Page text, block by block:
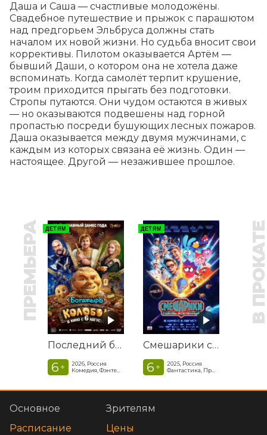
Даша и Саша — счастливые молодожёны.
Свадебное путешествие и прыжок с парашютом
над предгорьем Эльбруса должны стать
началом их новой жизни. Но судьба вносит свои
коррективы. Пилотом оказывается Артём —
бывший Даши, о котором она не хотела даже
вспоминать. Когда самолёт терпит крушение,
троим приходится прыгать без подготовки.
Стропы путаются. Они чудом остаются в живых
— но оказываются подвешены над горной
пропастью посреди бушующих лесных пожаров.
Даша оказывается между двумя мужчинами, с
каждым из которых связана её жизнь. Один —
настоящее. Другой — незажившее прошлое.
ПРЕМЬЕРА ДЕТЯМ
Последний богатырь. Колобок
6 +
2026, Россия
Комедия, Фэнтези, Приключения
ДЕТЯМ
Смешарики сквозь вселенные
6 +
2025, Россия
Фантастика, Приключенческая комедия
В
Основное
Расписание
Зрителям
Цены